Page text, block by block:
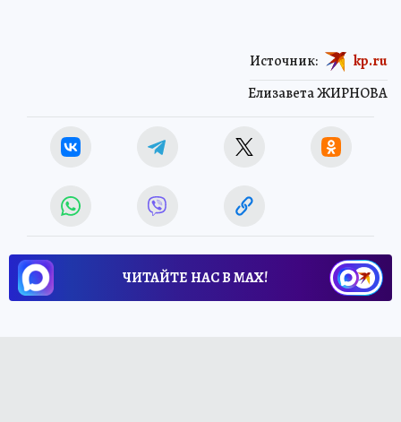
Елизавета ЖИРНОВА
Источник: kp.ru
ЧИТАЙТЕ НАС В МАХ!